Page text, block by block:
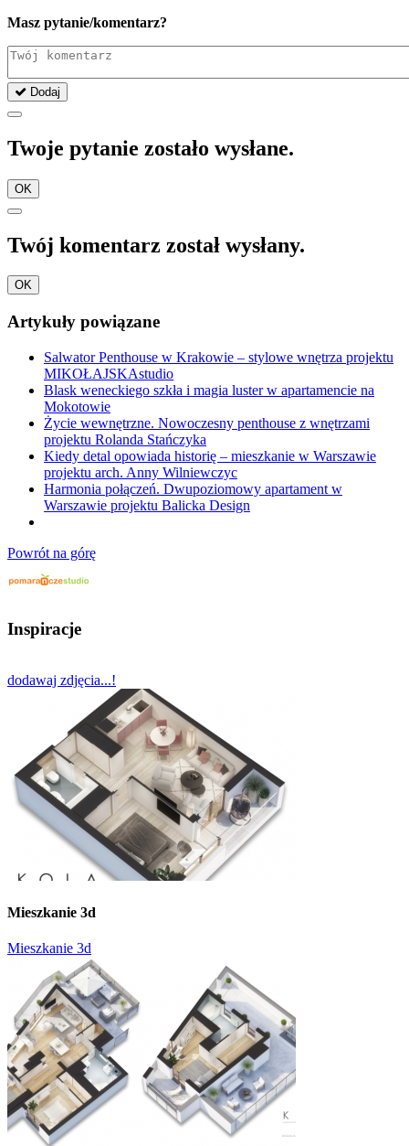
Masz pytanie/komentarz?
Dodaj
Twoje pytanie zostało wysłane.
OK
Twój komentarz został wysłany.
OK
Artykuły powiązane
Salwator Penthouse w Krakowie – stylowe wnętrza projektu
MIKOŁAJSKAstudio
Blask weneckiego szkła i magia luster w apartamencie na
Mokotowie
Życie wewnętrzne. Nowoczesny penthouse z wnętrzami
projektu Rolanda Stańczyka
Kiedy detal opowiada historię – mieszkanie w Warszawie
projektu arch. Anny Wilniewczyc
Harmonia połączeń. Dwupoziomowy apartament w
Warszawie projektu Balicka Design
Powrót na górę
Inspiracje
dodawaj zdjęcia...!
Mieszkanie 3d
Mieszkanie 3d